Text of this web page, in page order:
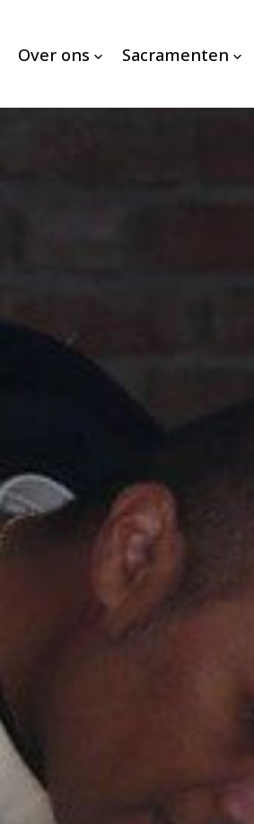
Over ons Sacramenten